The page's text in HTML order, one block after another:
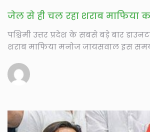
जेल से ही चल रहा शराब माफिया
पश्चिमी उत्तर प्रदेश के सबसे बड़े बार
शराब माफिया मनोज जायसवाल इस